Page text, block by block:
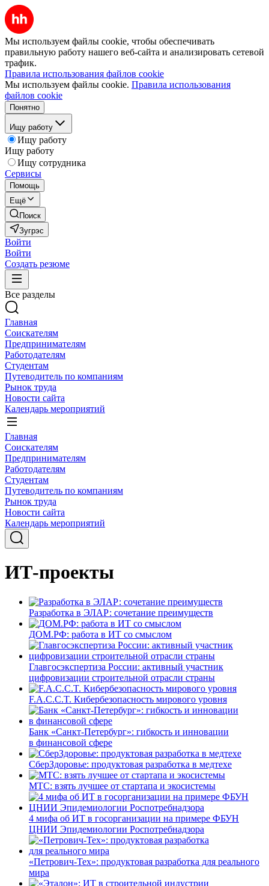
Мы используем файлы cookie, чтобы обеспечивать
правильную работу нашего веб-сайта и анализировать сетевой
трафик.
Правила использования файлов cookie
Мы используем файлы cookie. Правила использования
файлов cookie
Понятно
Ищу работу
Ищу работу
Ищу работу
Ищу сотрудника
Сервисы
Помощь
Ещё
Поиск
Зугрэс
Войти
Войти
Создать резюме
Все разделы
Главная
Соискателям
Предпринимателям
Работодателям
Студентам
Путеводитель по компаниям
Рынок труда
Новости сайта
Календарь мероприятий
Главная
Соискателям
Предпринимателям
Работодателям
Студентам
Путеводитель по компаниям
Рынок труда
Новости сайта
Календарь мероприятий
ИТ-проекты
Разработка в ЭЛАР: сочетание преимуществ
ДОМ.РФ: работа в ИТ со смыслом
Главгосэкспертиза России: активный участник
цифровизации строительной отрасли страны
F.A.C.C.T. Кибербезопасность мирового уровня
Банк «Санкт-Петербург»: гибкость и инновации
в финансовой сфере
СберЗдоровье: продуктовая разработка в медтехе
МТС: взять лучшее от стартапа и экосистемы
4 мифа об ИТ в госорганизации на примере ФБУН
ЦНИИ Эпидемиологии Роспотребнадзора
«Петрович-Тех»: продуктовая разработка для реального
мира